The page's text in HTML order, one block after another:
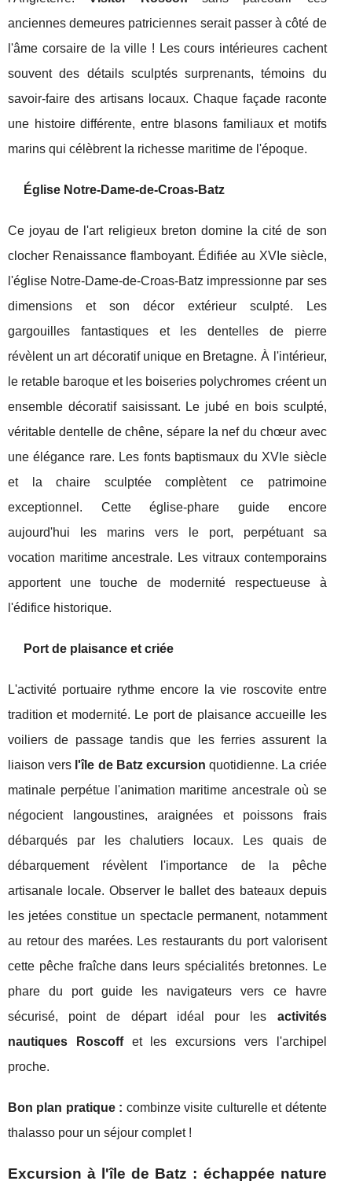
anciennes demeures patriciennes serait passer à côté de
l'âme corsaire de la ville ! Les cours intérieures cachent
souvent des détails sculptés surprenants, témoins du
savoir-faire des artisans locaux. Chaque façade raconte
une histoire différente, entre blasons familiaux et motifs
marins qui célèbrent la richesse maritime de l'époque.
Église Notre-Dame-de-Croas-Batz
Ce joyau de l'art religieux breton domine la cité de son
clocher Renaissance flamboyant. Édifiée au XVIe siècle,
l'église Notre-Dame-de-Croas-Batz impressionne par ses
dimensions et son décor extérieur sculpté. Les
gargouilles fantastiques et les dentelles de pierre
révèlent un art décoratif unique en Bretagne. À l'intérieur,
le retable baroque et les boiseries polychromes créent un
ensemble décoratif saisissant. Le jubé en bois sculpté,
véritable dentelle de chêne, sépare la nef du chœur avec
une élégance rare. Les fonts baptismaux du XVIe siècle
et la chaire sculptée complètent ce patrimoine
exceptionnel. Cette église-phare guide encore
aujourd'hui les marins vers le port, perpétuant sa
vocation maritime ancestrale. Les vitraux contemporains
apportent une touche de modernité respectueuse à
l'édifice historique.
Port de plaisance et criée
L'activité portuaire rythme encore la vie roscovite entre
tradition et modernité. Le port de plaisance accueille les
voiliers de passage tandis que les ferries assurent la
liaison vers l'île de Batz excursion quotidienne. La criée
matinale perpétue l'animation maritime ancestrale où se
négocient langoustines, araignées et poissons frais
débarqués par les chalutiers locaux. Les quais de
débarquement révèlent l'importance de la pêche
artisanale locale. Observer le ballet des bateaux depuis
les jetées constitue un spectacle permanent, notamment
au retour des marées. Les restaurants du port valorisent
cette pêche fraîche dans leurs spécialités bretonnes. Le
phare du port guide les navigateurs vers ce havre
sécurisé, point de départ idéal pour les activités
nautiques Roscoffet les excursions vers l'archipel
proche.
Bon plan pratique : combinze visite culturelle et détente
thalasso pour un séjour complet !
Excursion à l'île de Batz : échappée nature